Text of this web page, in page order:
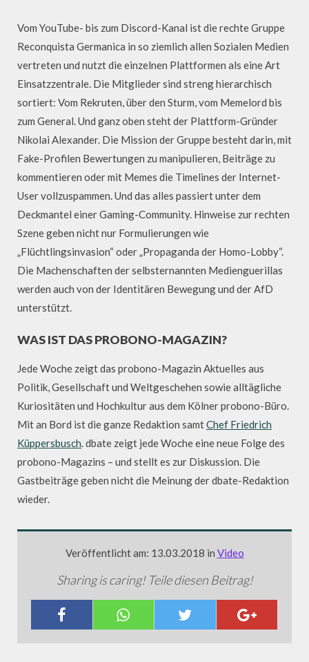
Vom YouTube- bis zum Discord-Kanal ist die rechte Gruppe
Reconquista Germanica in so ziemlich allen Sozialen Medien
vertreten und nutzt die einzelnen Plattformen als eine Art
Einsatzzentrale. Die Mitglieder sind streng hierarchisch
sortiert: Vom Rekruten, über den Sturm, vom Memelord bis
zum General. Und ganz oben steht der Plattform-Gründer
Nikolai Alexander. Die Mission der Gruppe besteht darin, mit
Fake-Profilen Bewertungen zu manipulieren, Beiträge zu
kommentieren oder mit Memes die Timelines der Internet-
User vollzuspammen. Und das alles passiert unter dem
Deckmantel einer Gaming-Community. Hinweise zur rechten
Szene geben nicht nur Formulierungen wie
„Flüchtlingsinvasion“ oder „Propaganda der Homo-Lobby“.
Die Machenschaften der selbsternannten Medienguerillas
werden auch von der Identitären Bewegung und der AfD
unterstützt.
WAS IST DAS PROBONO-MAGAZIN?
Jede Woche zeigt das probono-Magazin Aktuelles aus
Politik, Gesellschaft und Weltgeschehen sowie alltägliche
Kuriositäten und Hochkultur aus dem Kölner probono-Büro.
Mit an Bord ist die ganze Redaktion samtChef Friedrich
Küppersbusch . dbate zeigt jede Woche eine neue Folge des
probono-Magazins – und stellt es zur Diskussion. Die
Gastbeiträge geben nicht die Meinung der dbate-Redaktion
wieder.
Veröffentlicht am: 13.03.2018 in Video
Sharing is caring! Teile diesen Beitrag!